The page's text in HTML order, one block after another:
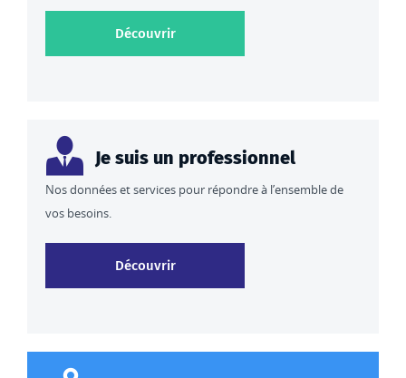
DécouvrirDécouvrir toutes nos cartes
Je suis un professionnel
Nos données et services pour répondre à l’ensemble de
vos besoins.
DécouvrirDécouvrir nos données et services